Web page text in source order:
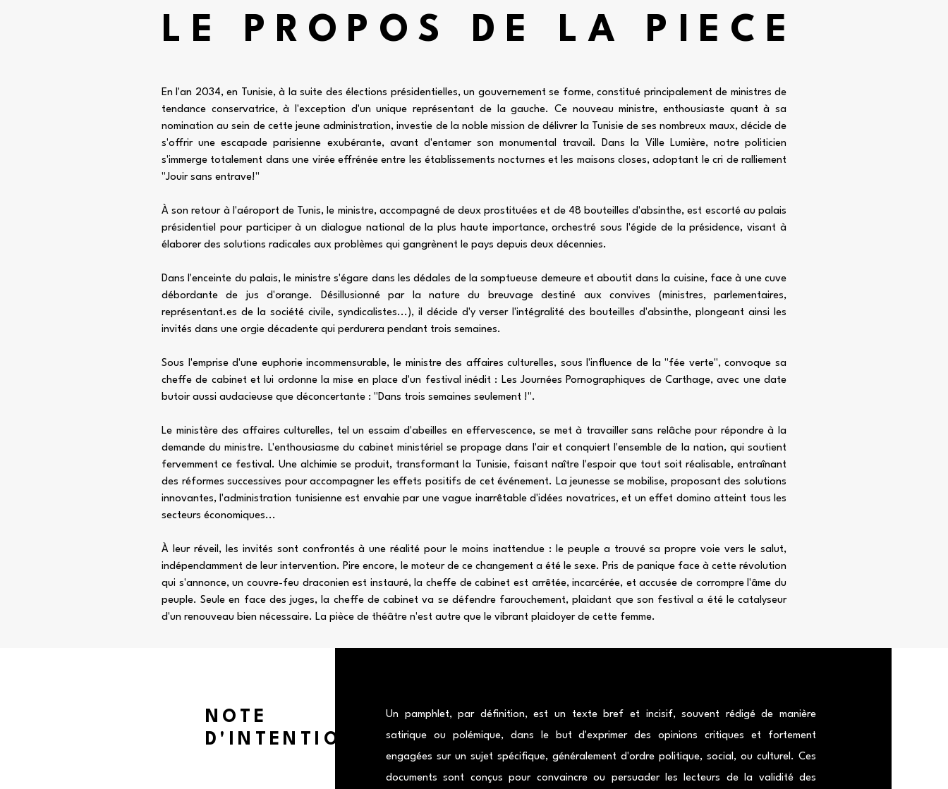
LE PROPOS DE LA PIECE
En l'an 2034, en Tunisie, à la suite des élections présidentielles, un gouvernement se forme, constitué principalement de ministres de
tendance conservatrice, à l'exception d'un unique représentant de la gauche. Ce nouveau ministre, enthousiaste quant à sa
nomination au sein de cette jeune administration, investie de la noble mission de délivrer la Tunisie de ses nombreux maux, décide de
s'offrir une escapade parisienne exubérante, avant d'entamer son monumental travail. Dans la Ville Lumière, notre politicien
s'immerge totalement dans une virée effrénée entre les établissements nocturnes et les maisons closes, adoptant le cri de ralliement
"Jouir sans entrave!"
À son retour à l'aéroport de Tunis, le ministre, accompagné de deux prostituées et de 48 bouteilles d'absinthe, est escorté au palais
présidentiel pour participer à un dialogue national de la plus haute importance, orchestré sous l'égide de la présidence, visant à
élaborer des solutions radicales aux problèmes qui gangrènent le pays depuis deux décennies.
Dans l'enceinte du palais, le ministre s'égare dans les dédales de la somptueuse demeure et aboutit dans la cuisine, face à une cuve
débordante de jus d'orange. Désillusionné par la nature du breuvage destiné aux convives (ministres, parlementaires,
représentant.es de la société civile, syndicalistes...), il décide d'y verser l'intégralité des bouteilles d'absinthe, plongeant ainsi les
invités dans une orgie décadente qui perdurera pendant trois semaines.
Sous l'emprise d'une euphorie incommensurable, le ministre des affaires culturelles, sous l'influence de la "fée verte", convoque sa
cheffe de cabinet et lui ordonne la mise en place d'un festival inédit : Les Journées Pornographiques de Carthage, avec une date
butoir aussi audacieuse que déconcertante : "Dans trois semaines seulement !".
Le ministère des affaires culturelles, tel un essaim d'abeilles en effervescence, se met à travailler sans relâche pour répondre à la
demande du ministre. L'enthousiasme du cabinet ministériel se propage dans l'air et conquiert l'ensemble de la nation, qui soutient
fervemment ce festival. Une alchimie se produit, transformant la Tunisie, faisant naître l'espoir que tout soit réalisable, entraînant
des réformes successives pour accompagner les effets positifs de cet événement. La jeunesse se mobilise, proposant des solutions
innovantes, l'administration tunisienne est envahie par une vague inarrêtable d'idées novatrices, et un effet domino atteint tous les
secteurs économiques...
À leur réveil, les invités sont confrontés à une réalité pour le moins inattendue : le peuple a trouvé sa propre voie vers le salut,
indépendamment de leur intervention. Pire encore, le moteur de ce changement a été le sexe. Pris de panique face à cette révolution
qui s'annonce, un couvre-feu draconien est instauré, la cheffe de cabinet est arrêtée, incarcérée, et accusée de corrompre l'âme du
peuple. Seule en face des juges, la cheffe de cabinet va se défendre farouchement, plaidant que son festival a été le catalyseur
d'un renouveau bien nécessaire. La pièce de théâtre n'est autre que le vibrant plaidoyer de cette femme.
NOTE
D'INTENTION
Un pamphlet, par définition, est un texte bref et incisif, souvent rédigé de manière
satirique ou polémique, dans le but d'exprimer des opinions critiques et fortement
engagées sur un sujet spécifique, généralement d'ordre politique, social, ou culturel. Ces
documents sont conçus pour convaincre ou persuader les lecteurs de la validité des